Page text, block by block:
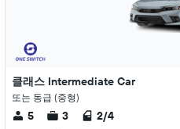
클래스 Intermediate Car
또는 동급 (중형)
5 3 2/4